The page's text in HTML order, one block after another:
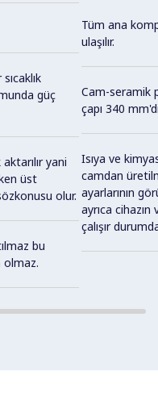
güç
yani
üst
olur.
bu
olmaz.
Tüm ana
ulaşılır.
Cam-seramik
çapı 340
Isıya ve
camdan
ayarlarının
ayrıca cihazın
çalışır